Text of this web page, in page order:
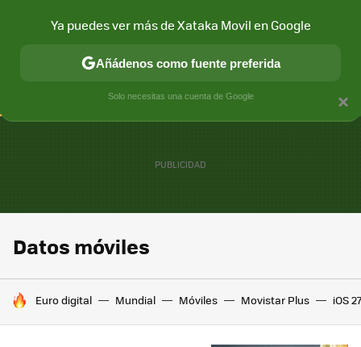
CONECTIVIDAD MÓVIL Y SOCIEDAD APLICACIONES
Datos móviles
HOY SE HABLA DE
Euro digital Mundial Móviles Movistar Plus iOS 27
×
Ya puedes ver más de Xataka Movil en Google
Añádenos como fuente preferida
Solo necesitas una cuenta de Google